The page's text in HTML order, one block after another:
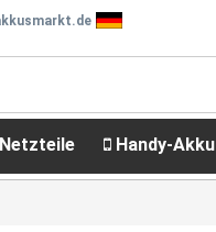
Handy-Akku